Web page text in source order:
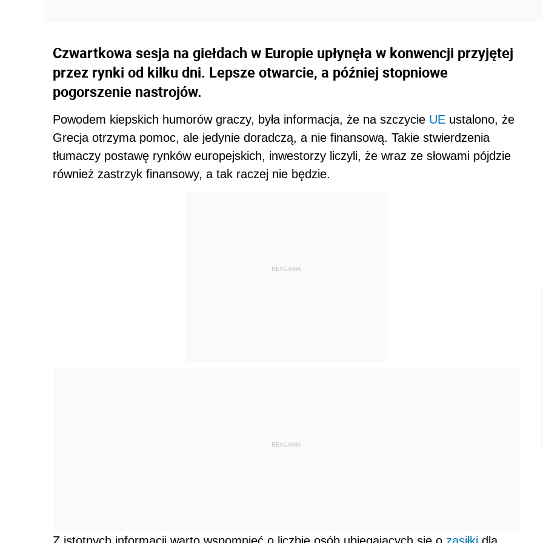
Czwartkowa sesja na giełdach w Europie upłynęła w konwencji przyjętej
przez rynki od kilku dni. Lepsze otwarcie, a później stopniowe
pogorszenie nastrojów.
Powodem kiepskich humorów graczy, była informacja, że na szczycie UE ustalono, że
Grecja otrzyma pomoc, ale jedynie doradczą, a nie finansową. Takie stwierdzenia
tłumaczy postawę rynków europejskich, inwestorzy liczyli, że wraz ze słowami pójdzie
również zastrzyk finansowy, a tak raczej nie będzie.
REKLAMA
REKLAMA